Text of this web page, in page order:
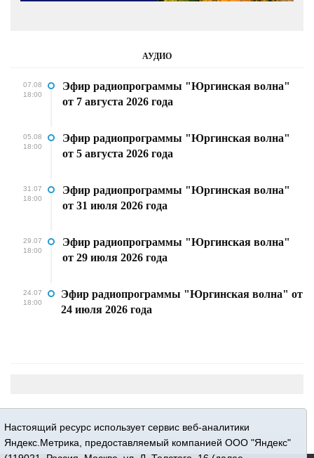
АУДИО
07.08
18:00
Эфир радиопрограммы "Юргинская волна"
от 7 августа 2026 года
05.08
18:00
Эфир радиопрограммы "Юргинская волна"
от 5 августа 2026 года
31.07
18:00
Эфир радиопрограммы "Юргинская волна"
от 31 июля 2026 года
29.07
18:00
Эфир радиопрограммы "Юргинская волна"
от 29 июля 2026 года
24.07
18:00
Эфир радиопрограммы "Юргинская волна" от
24 июля 2026 года
Настоящий ресурс использует сервис веб-аналитики
Яндекс.Метрика, предоставляемый компанией ООО "Яндекс"